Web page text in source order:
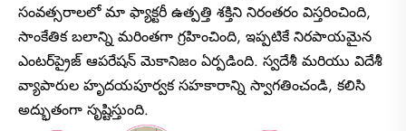
సంవత్సరాలలో మా ఫ్యాక్టరీ ఉత్పత్తి శక్తిని నిరంతరం విస్తరించింది,
సాంకేతిక బలాన్ని మరింతగా గ్రహించింది, ఇప్పటికే నిరపాయమైన
ఎంటర్‌ప్రైజ్ ఆపరేషన్ మెకానిజం ఏర్పడింది. స్వదేశీ మరియు విదేశీ
వ్యాపారుల హృదయపూర్వక సహకారాన్ని స్వాగతించండి, కలిసి
అద్భుతంగా సృష్టిస్తుంది.